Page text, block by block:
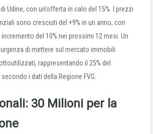
Udine, con un’offerta in calo del 15%. I prezzi
sono cresciuti del +9% in un anno, con
del 10% nei prossimi 12 mesi. Un
di mettere sul mercato immobili
rappresentando il 25% del
i dati della Regione FVG.
30 Milioni per la